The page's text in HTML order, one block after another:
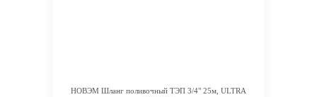
НОВЭМ Шланг поливочный ТЭП 3/4" 25м, ULTRA